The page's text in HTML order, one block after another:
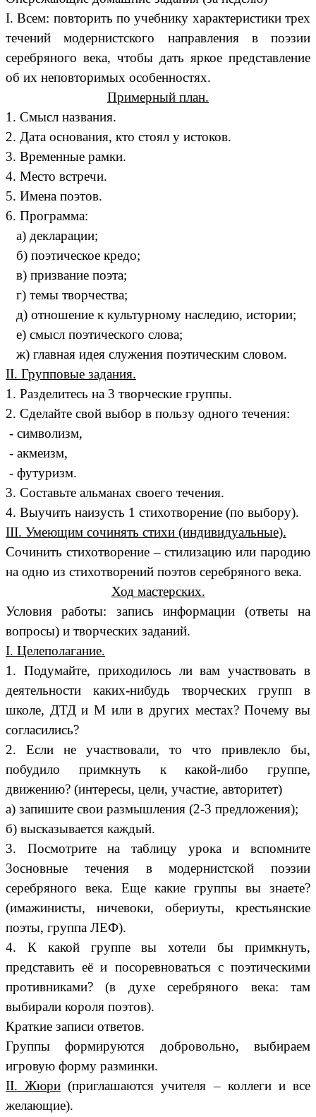
I. Всем: повторить по учебнику характеристики трех
течений модернистского направления в поэзии
серебряного века, чтобы дать яркое представление
об их неповторимых особенностях.
Примерный план.
1. Смысл названия.
2. Дата основания, кто стоял у истоков.
3. Временные рамки.
4. Место встречи.
5. Имена поэтов.
6. Программа:
а) декларации;
б) поэтическое кредо;
в) призвание поэта;
г) темы творчества;
д) отношение к культурному наследию, истории;
е) смысл поэтического слова;
ж) главная идея служения поэтическим словом.
II. Групповые задания.
1. Разделитесь на 3 творческие группы.
2. Сделайте свой выбор в пользу одного течения:
- символизм,
- акмеизм,
- футуризм.
3. Составьте альманах своего течения.
4. Выучить наизусть 1 стихотворение (по выбору).
III. Умеющим сочинять стихи (индивидуальные).
Сочинить стихотворение – стилизацию или пародию
на одно из стихотворений поэтов серебряного века.
Ход мастерских.
Условия работы: запись информации (ответы на
вопросы) и творческих заданий.
I. Целеполагание.
1. Подумайте, приходилось ли вам участвовать в
деятельности каких-нибудь творческих групп в
школе, ДТД и М или в других местах? Почему вы
согласились?
2. Если не участвовали, то что привлекло бы,
побудило примкнуть к какой-либо группе,
движению? (интересы, цели, участие, авторитет)
а) запишите свои размышления (2-3 предложения);
б) высказывается каждый.
3. Посмотрите на таблицу урока и вспомните
3основные течения в модернистской поэзии
серебряного века. Еще какие группы вы знаете?
(имажинисты, ничевоки, обериуты, крестьянские
поэты, группа ЛЕФ).
4. К какой группе вы хотели бы примкнуть,
представить её и посоревноваться с поэтическими
противниками? (в духе серебряного века: там
выбирали короля поэтов).
Краткие записи ответов.
Группы формируются добровольно, выбираем
игровую форму разминки.
II. Жюри (приглашаются учителя – коллеги и все
желающие).